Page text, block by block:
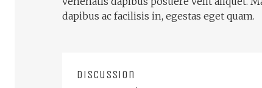
dapibus ac facilisis in, egestas eget quam.
Discussion